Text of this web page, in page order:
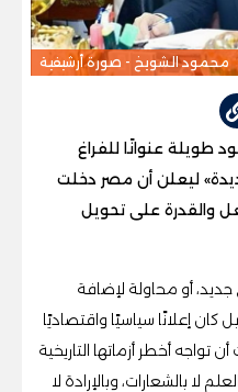
محمود الشويخ - صورة أرشيفية
طويلة عنوانًا للفراغ
ليعلن أن مصر دخلت
والقدرة على تحويل
أو محاولة لإضافة
كان إعلانًا سياسيًا واقتصاديًا
تواجه أخطر أزماتها التاريخية
لا بالشعارات، وبالإرادة لا